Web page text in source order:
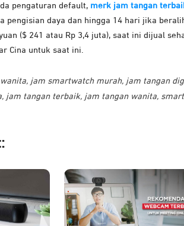
pengaturan default, merk jam tangan
pengisian daya dan hingga 14 hari jika
($ 241 atau Rp 3,4 juta), saat ini dijual
Cina untuk saat ini.
, jam smartwatch murah, jam tangan
, jam tangan terbaik, jam tangan wanita,